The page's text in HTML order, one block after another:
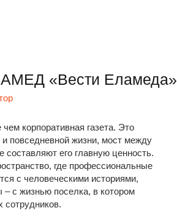
«Вести Еламеда»
корпоративная газета. Это
повседневной жизни, мост между
его главную ценность.
где профессиональные
с человеческими историями,
с жизнью поселка, в котором
сотрудников.